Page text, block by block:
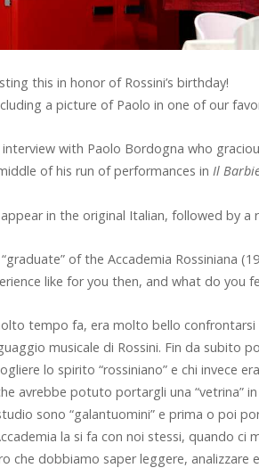
this in honor of Rossini’s birthday!
a picture of Paolo in one of our
with Paolo Bordogna who
of his run of performances in Il
in the original Italian, followed by a
of the Accademia Rossiniana
like for you then, and what do you
tempo fa, era molto bello confrontarsi
musicale di Rossini. Fin da subito
lo spirito “rossiniano” e chi invece
avrebbe potuto portargli una “vetrina”
sono “galantuomini” e prima o poi
la si fa con noi stessi, quando ci
che dobbiamo saper leggere, analizzare